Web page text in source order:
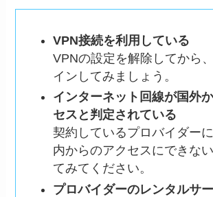
VPN接続を利用している
VPNの設定を解除してから
インしてみましょう。
インターネット回線が国外
セスと判定されている
契約しているプロバイダー
内からのアクセスにできな
てみてください。
プロバイダーのレンタルサ